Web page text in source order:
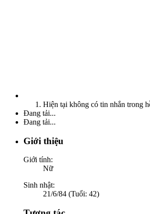
Hiện tại không có tin nhắn trong
Đang tải...
Đang tải...
Giới thiệu
Giới tính:
Nữ
Sinh nhật:
21/6/84 (Tuổi: 42)